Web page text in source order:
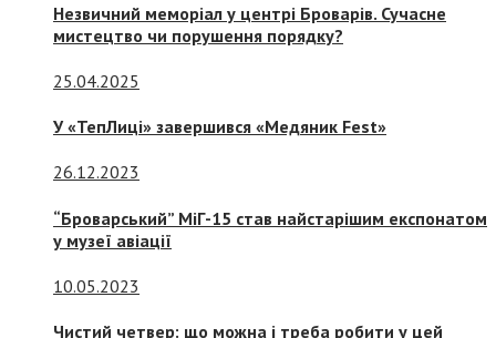
Незвичний меморіал у центрі Броварів. Сучасне
мистецтво чи порушення порядку?
25.04.2025
У «ТепЛиці» завершився «Медяник Fest»
26.12.2023
“Броварський” МіГ-15 став найстарішим експонатом
у музеї авіації
10.05.2023
Чистий четвер: що можна і треба робити у цей